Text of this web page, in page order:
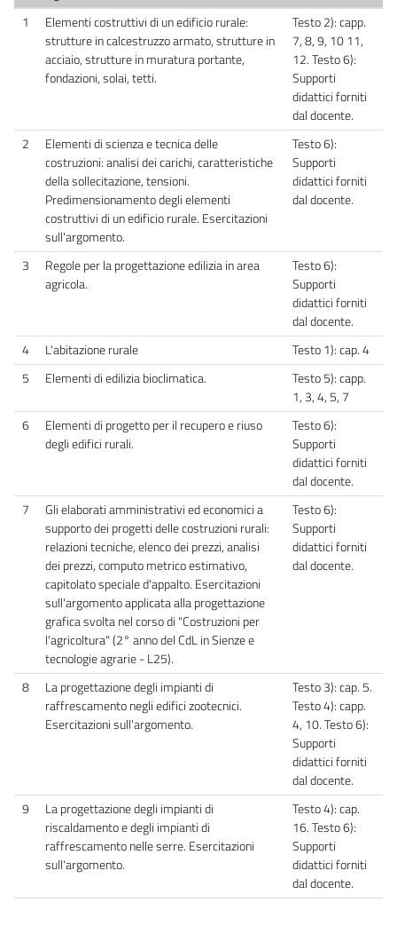
1
Elementi costruttivi di un edificio rurale:
strutture in calcestruzzo armato, strutture in
acciaio, strutture in muratura portante,
fondazioni, solai, tetti.
Testo 2): capp.
7, 8, 9, 10 11,
12. Testo 6):
Supporti
didattici forniti
dal docente.
2
Elementi di scienza e tecnica delle
costruzioni: analisi dei carichi, caratteristiche
della sollecitazione, tensioni.
Predimensionamento degli elementi
costruttivi di un edificio rurale. Esercitazioni
sull'argomento.
Testo 6):
Supporti
didattici forniti
dal docente.
3
Regole per la progettazione edilizia in area
agricola.
Testo 6):
Supporti
didattici forniti
dal docente.
4
L'abitazione rurale
Testo 1): cap. 4
5
Elementi di edilizia bioclimatica.
Testo 5): capp.
1, 3, 4, 5, 7
6
Elementi di progetto per il recupero e riuso
degli edifici rurali.
Testo 6):
Supporti
didattici forniti
dal docente.
7
Gli elaborati amministrativi ed economici a
supporto dei progetti delle costruzioni rurali:
relazioni tecniche, elenco dei prezzi, analisi
dei prezzi, computo metrico estimativo,
capitolato speciale d'appalto. Esercitazioni
sull'argomento applicata alla progettazione
grafica svolta nel corso di "Costruzioni per
l'agricoltura" (2° anno del CdL in Sienze e
tecnologie agrarie - L25).
Testo 6):
Supporti
didattici forniti
dal docente.
8
La progettazione degli impianti di
raffrescamento negli edifici zootecnici.
Esercitazioni sull'argomento.
Testo 3): cap. 5.
Testo 4): capp.
4, 10. Testo 6):
Supporti
didattici forniti
dal docente.
9
La progettazione degli impianti di
riscaldamento e degli impianti di
raffrescamento nelle serre. Esercitazioni
sull'argomento.
Testo 4): cap.
16. Testo 6):
Supporti
didattici forniti
dal docente.